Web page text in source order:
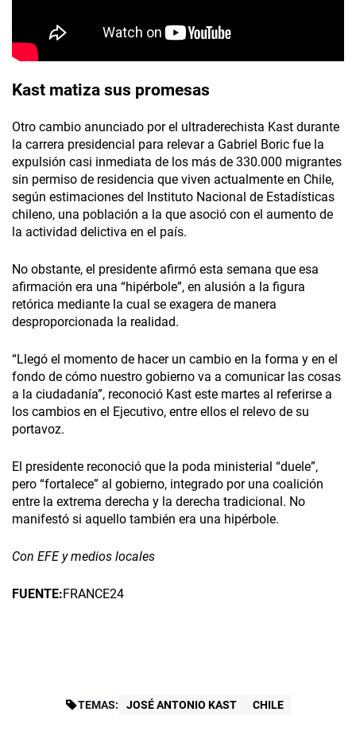
Kast matiza sus promesas
Otro cambio anunciado por el ultraderechista Kast durante
la carrera presidencial para relevar a Gabriel Boric fue la
expulsión casi inmediata de los más de 330.000 migrantes
sin permiso de residencia que viven actualmente en Chile,
según estimaciones del Instituto Nacional de Estadísticas
chileno, una población a la que asoció con el aumento de
la actividad delictiva en el país.
No obstante, el presidente afirmó esta semana que esa
afirmación era una “hipérbole”, en alusión a la figura
retórica mediante la cual se exagera de manera
desproporcionada la realidad.
“Llegó el momento de hacer un cambio en la forma y en el
fondo de cómo nuestro gobierno va a comunicar las cosas
a la ciudadanía”, reconoció Kast este martes al referirse a
los cambios en el Ejecutivo, entre ellos el relevo de su
portavoz.
El presidente reconoció que la poda ministerial “duele”,
pero “fortalece” al gobierno, integrado por una coalición
entre la extrema derecha y la derecha tradicional. No
manifestó si aquello también era una hipérbole.
Con EFE y medios locales
FUENTE:FRANCE24
TEMAS: JOSÉ ANTONIO KAST CHILE